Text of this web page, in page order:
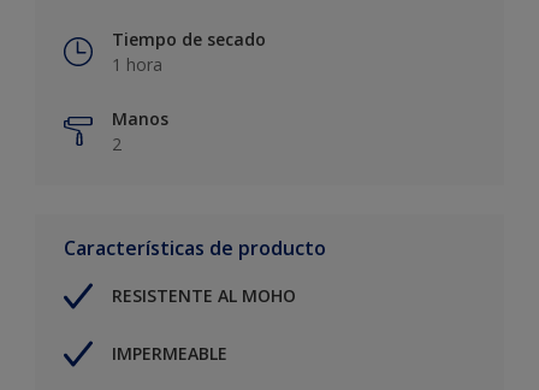
Tiempo de secado
1 hora
Manos
2
Características de producto
RESISTENTE AL MOHO
IMPERMEABLE